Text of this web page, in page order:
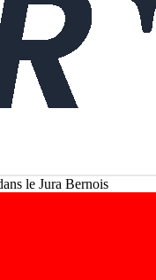
le Jura Bernois